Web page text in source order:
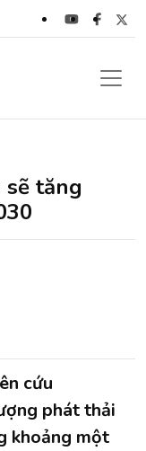
tăng
cứu
phát thải
khoảng một